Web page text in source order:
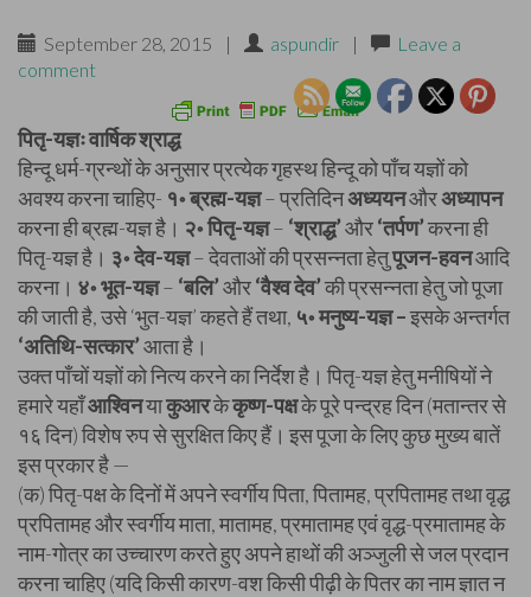
September 28, 2015 | aspundir |
Leave a
comment
पितृ-यज्ञः वार्षिक श्राद्ध
हिन्दू धर्म-ग्रन्थों के अनुसार प्रत्येक गृहस्थ हिन्दू को पाँच यज्ञों को
अवश्य करना चाहिए- १॰ ब्रह्म-यज्ञ– प्रतिदिनअध्ययनऔरअध्यापन
करना ही ब्रह्म-यज्ञ है। २॰ पितृ-यज्ञ– ‘श्राद्ध’और‘तर्पण’करना ही
पितृ-यज्ञ है। ३॰ देव-यज्ञ– देवताओं की प्रसन्नता हेतुपूजन-हवनआदि
करना। ४॰ भूत-यज्ञ– ‘बलि’और‘वैश्व देव’की प्रसन्नता हेतु जो पूजा
की जाती है, उसे ‘भुत-यज्ञ’ कहते हैं तथा, ५॰ मनुष्य-यज्ञ –इसके अन्तर्गत
‘अतिथि-सत्कार’आता है।
उक्त पाँचों यज्ञों को नित्य करने का निर्देश है। पितृ-यज्ञ हेतु मनीषियों ने
हमारे यहाँआश्विनयाकुआरकेकृष्ण-पक्षके पूरे पन्द्रह दिन (मतान्तर से
१६ दिन) विशेष रुप से सुरक्षित किए हैं। इस पूजा के लिए कुछ मुख्य बातें
इस प्रकार है —
(क) पितृ-पक्ष के दिनों में अपने स्वर्गीय पिता, पितामह, प्रपितामह तथा वृद्ध
प्रपितामह और स्वर्गीय माता, मातामह, प्रमातामह एवं वृद्ध-प्रमातामह के
नाम-गोत्र का उच्चारण करते हुए अपने हाथों की अञ्जुली से जल प्रदान
करना चाहिए (यदि किसी कारण-वश किसी पीढ़ी के पितर का नाम ज्ञात न